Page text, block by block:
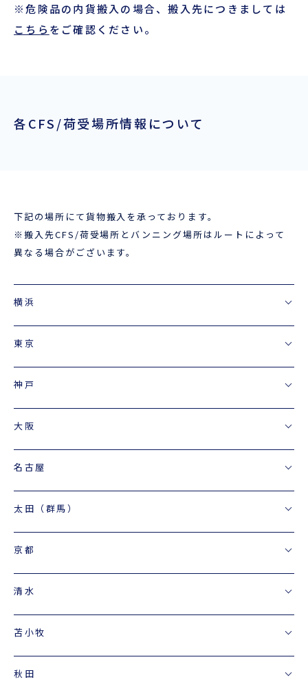
本船スケジュール
企業情報
本船スケジュール
※危険品の内貨搬入の場合、搬入先につきましては
こちら をご確認ください。
各CFS/荷受場所情報について
下記の場所にて貨物搬入を承っております。
※搬入先CFS/荷受場所とバンニング場所はルートによって
異なる場合がございます。
横浜
東京
神戸
大阪
名古屋
太田（群馬）
京都
清水
苫小牧
秋田